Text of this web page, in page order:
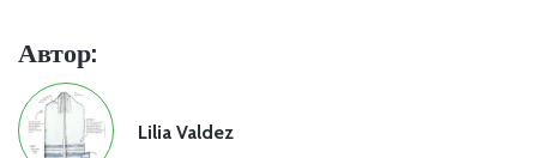
Автор:
Lilia Valdez